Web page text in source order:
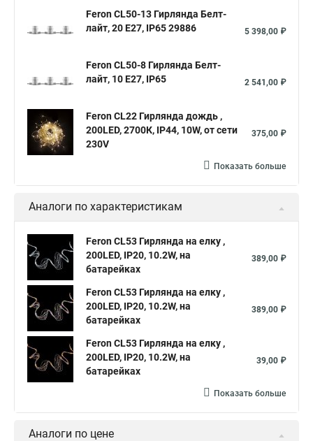
Feron CL50-13 Гирлянда Белт-
лайт, 20 E27, IP65 29886
5 398,00 ₽
Feron CL50-8 Гирлянда Белт-
лайт, 10 E27, IP65
2 541,00 ₽
Feron CL22 Гирлянда дождь ,
200LED, 2700К, IP44, 10W, от сети
230V
375,00 ₽
Показать больше
Аналоги по характеристикам
Feron CL53 Гирлянда на елку ,
200LED, IP20, 10.2W, на
батарейках
389,00 ₽
Feron CL53 Гирлянда на елку ,
200LED, IP20, 10.2W, на
батарейках
389,00 ₽
Feron CL53 Гирлянда на елку ,
200LED, IP20, 10.2W, на
батарейках
39,00 ₽
Показать больше
Аналоги по цене